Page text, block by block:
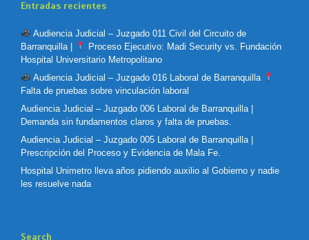
Entradas recientes
Audiencia Judicial – Juzgado 011 Civil del Circuito de
Barranquilla |
Proceso Ejecutivo: Madi Security vs. Fundación
Hospital Universitario Metropolitano
Audiencia Judicial – Juzgado 016 Laboral de Barranquilla
Falta de pruebas sobre vinculación laboral
Audiencia Judicial – Juzgado 006 Laboral de Barranquilla |
Demanda sin fundamentos claros y falta de pruebas.
Audiencia Judicial – Juzgado 005 Laboral de Barranquilla |
Prescripción del Proceso y Evidencia de Mala Fe.
Hospital Unimetro lleva años pidiendo auxilio al Gobierno y nadie
les resuelve nada
Search